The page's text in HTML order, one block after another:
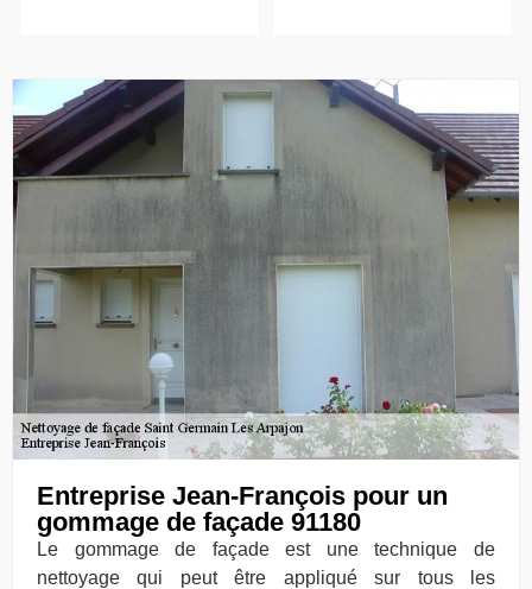
Entreprise Jean-François pour un
gommage de façade 91180
Le gommage de façade est une technique de
nettoyage qui peut être appliqué sur tous les